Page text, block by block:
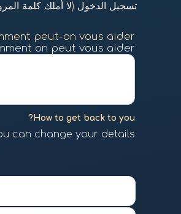
تسجيل الدخول (لا أملك كلمة
peut-on vous aider ?
on peut vous aider.
How to get back to you?
can change your details.